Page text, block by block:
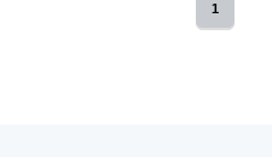
1